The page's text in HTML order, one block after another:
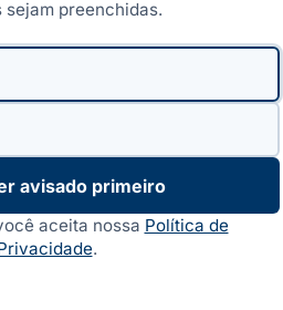
— Ofício SEI
Cursos 12
sejam preenchidas.
avisado primeiro
aceita nossa Política de
.